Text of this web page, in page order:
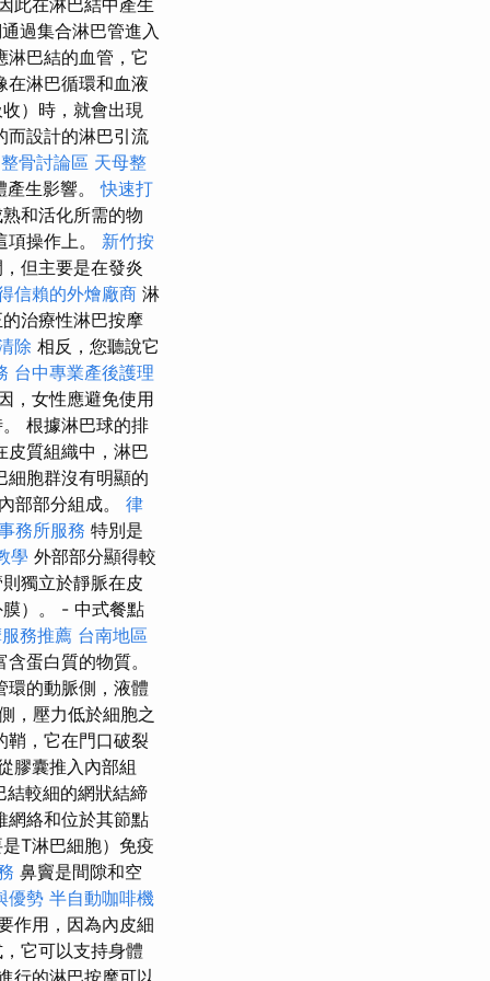
過集合淋巴管進入
巴結的血管，它
淋巴循環和血液
）時，就會出現
而設計的淋巴引流
骨討論區 天母整
產生影響。快速打
和活化所需的物
操作上。 新竹按
但主要是在發炎
信賴的外燴廠商 淋
治療性淋巴按摩
除 相反，您聽說它
台中專業產後護理
，女性應避免使用
根據淋巴球的排
皮質組織中，淋巴
胞群沒有明顯的
部部分組成。 律
務所服務 特別是
學 外部部分顯得較
獨立於靜脈在皮
）。 - 中式餐點
務推薦 台南地區
蛋白質的物質。
環的動脈側，液體
，壓力低於細胞之
鞘，它在門口破裂
膠囊推入內部組
較細的網狀結締
絡和位於其節點
T淋巴細胞）免疫
鼻竇是間隙和空
優勢 半自動咖啡機
作用，因為內皮細
它可以支持身體
行的淋巴按摩可以